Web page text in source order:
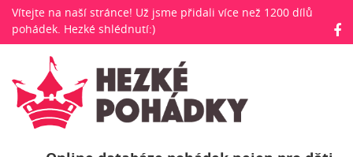
Vítejte na naší stránce! Už jsme přidali více než 1200 dílů
pohádek. Hezké shlédnutí:)